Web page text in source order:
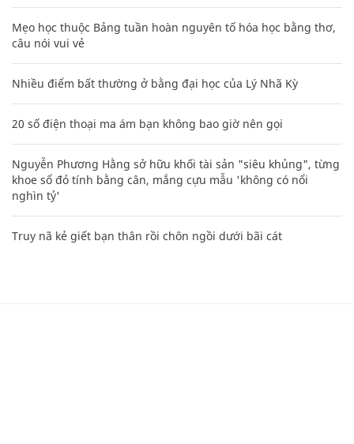
Mẹo học thuộc Bảng tuần hoàn nguyên tố hóa học bằng thơ,
câu nói vui vẻ
Nhiều điểm bất thường ở bằng đại học của Lý Nhã Kỳ
20 số điện thoại ma ám bạn không bao giờ nên gọi
Nguyễn Phương Hằng sở hữu khối tài sản "siêu khủng", từng
khoe sổ đỏ tính bằng cân, mắng cựu mẫu 'không có nổi
nghìn tỷ'
Truy nã kẻ giết bạn thân rồi chôn ngồi dưới bãi cát